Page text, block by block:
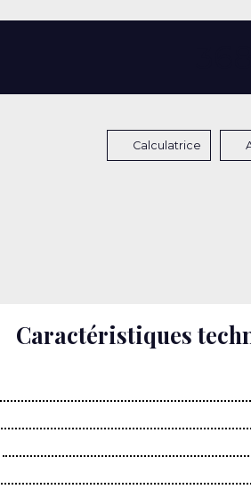
Calculatrice
Caractéristiques